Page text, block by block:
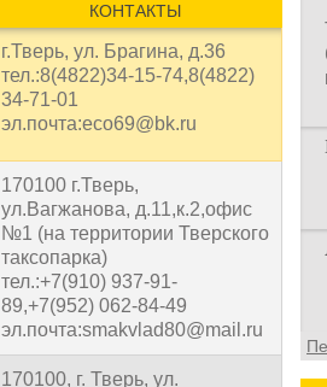
КОНТАКТЫ
г.Тверь, ул. Брагина, д.36
тел.:8(4822)34-15-74,8(4822)
34-71-01
эл.почта:eco69@bk.ru
170100 г.Тверь,
ул.Вагжанова, д.11,к.2,офис
№1 (на территории Тверского
таксопарка)
тел.:+7(910) 937-91-
89,+7(952) 062-84-49
эл.почта:smakvlad80@mail.ru
170100, г. Тверь, ул.